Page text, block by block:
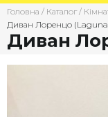
Головна / Каталог /
Диван Лоренцо (Laguna
Диван